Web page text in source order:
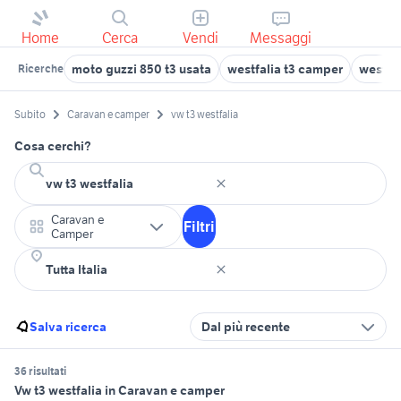
Home Cerca Vendi Messaggi
Ricerche moto guzzi 850 t3 usata westfalia t3 camper
Subito Caravan e camper vw t3 westfalia
Cosa cerchi?
Caravan e
Camper
Filtri
Salva ricerca Dal più recente
36 risultati
Vw t3 westfalia in Caravan e camper